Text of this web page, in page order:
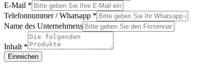
E-Mail *
Telefonnummer / Whatsapp *
Phone
Company
Name des Unternehmens
Inhalt *
Einreichen